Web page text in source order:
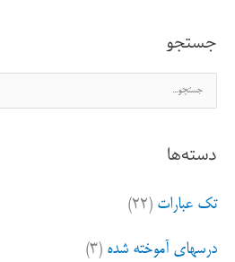
جستجو
س
ج
ب
ا
دسته‌ها
تک عبارات (۲۲)
درسهای آموخته شده (۳)